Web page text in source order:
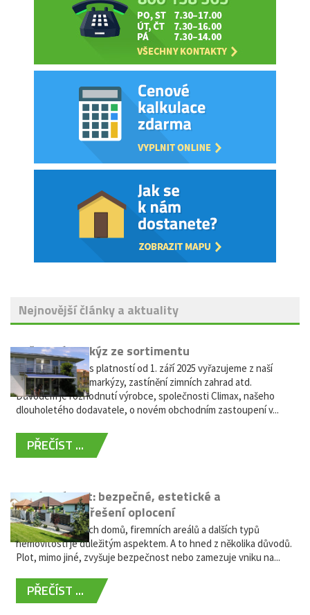
Nejnovější články a aktuality
Vyřazení markýz ze sortimentu
Vážení zákazníci, s platností od 1. září 2025 vyřazujeme z naší
nabídky výsuvné markýzy, zastínění zimních zahrad atd.
Důvodem je rozhodnutí výrobce, společnosti Climax, našeho
dlouholetého dodavatele, o novém obchodním zastoupení v...
PŘEČÍST ...
Hliníkový plot: bezpečné, estetické a
bezúdržbové řešení oplocení
Oplocení rodinných domů, firemních areálů a dalších typů
nemovitostí je důležitým aspektem. A to hned z několika důvodů.
Plot, mimo jiné, zvyšuje bezpečnost nebo zamezuje vniku na...
PŘEČÍST ...